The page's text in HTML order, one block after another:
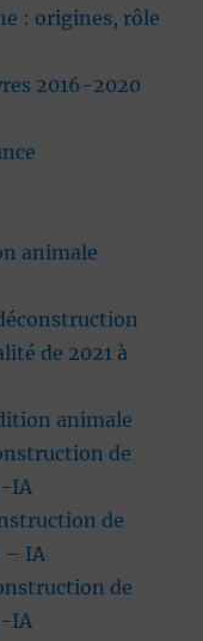
: origines, rôle
2016-2020
animale
de 2021 à
animale
de
IA
de
– IA
de
IA